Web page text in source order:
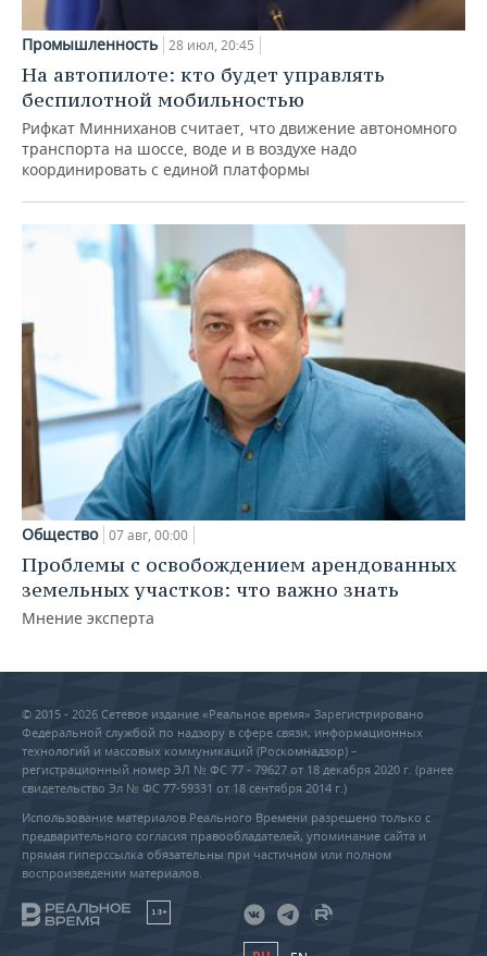
Промышленность 28 июл, 20:45
На автопилоте: кто будет управлять
беспилотной мобильностью
Рифкат Минниханов считает, что движение автономного
транспорта на шоссе, воде и в воздухе надо
координировать с единой платформы
Общество 07 авг, 00:00
Проблемы с освобождением арендованных
земельных участков: что важно знать
Мнение эксперта
© 2015 - 2026 Сетевое издание «Реальное время» Зарегистрировано
Федеральной службой по надзору в сфере связи, информационных
технологий и массовых коммуникаций (Роскомнадзор) –
регистрационный номер ЭЛ № ФС 77 - 79627 от 18 декабря 2020 г. (ранее
свидетельство Эл № ФС 77-59331 от 18 сентября 2014 г.)
Использование материалов Реального Времени разрешено только с
предварительного согласия правообладателей, упоминание сайта и
прямая гиперссылка обязательны при частичном или полном
воспроизведении материалов.
18+